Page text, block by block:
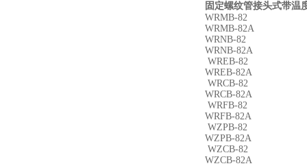
固定螺纹管接头式带温
WRMB-82
WRMB-82A
WRNB-82
WRNB-82A
WREB-82
WREB-82A
WRCB-82
WRCB-82A
WRFB-82
WRFB-82A
WZPB-82
WZPB-82A
WZCB-82
WZCB-82A